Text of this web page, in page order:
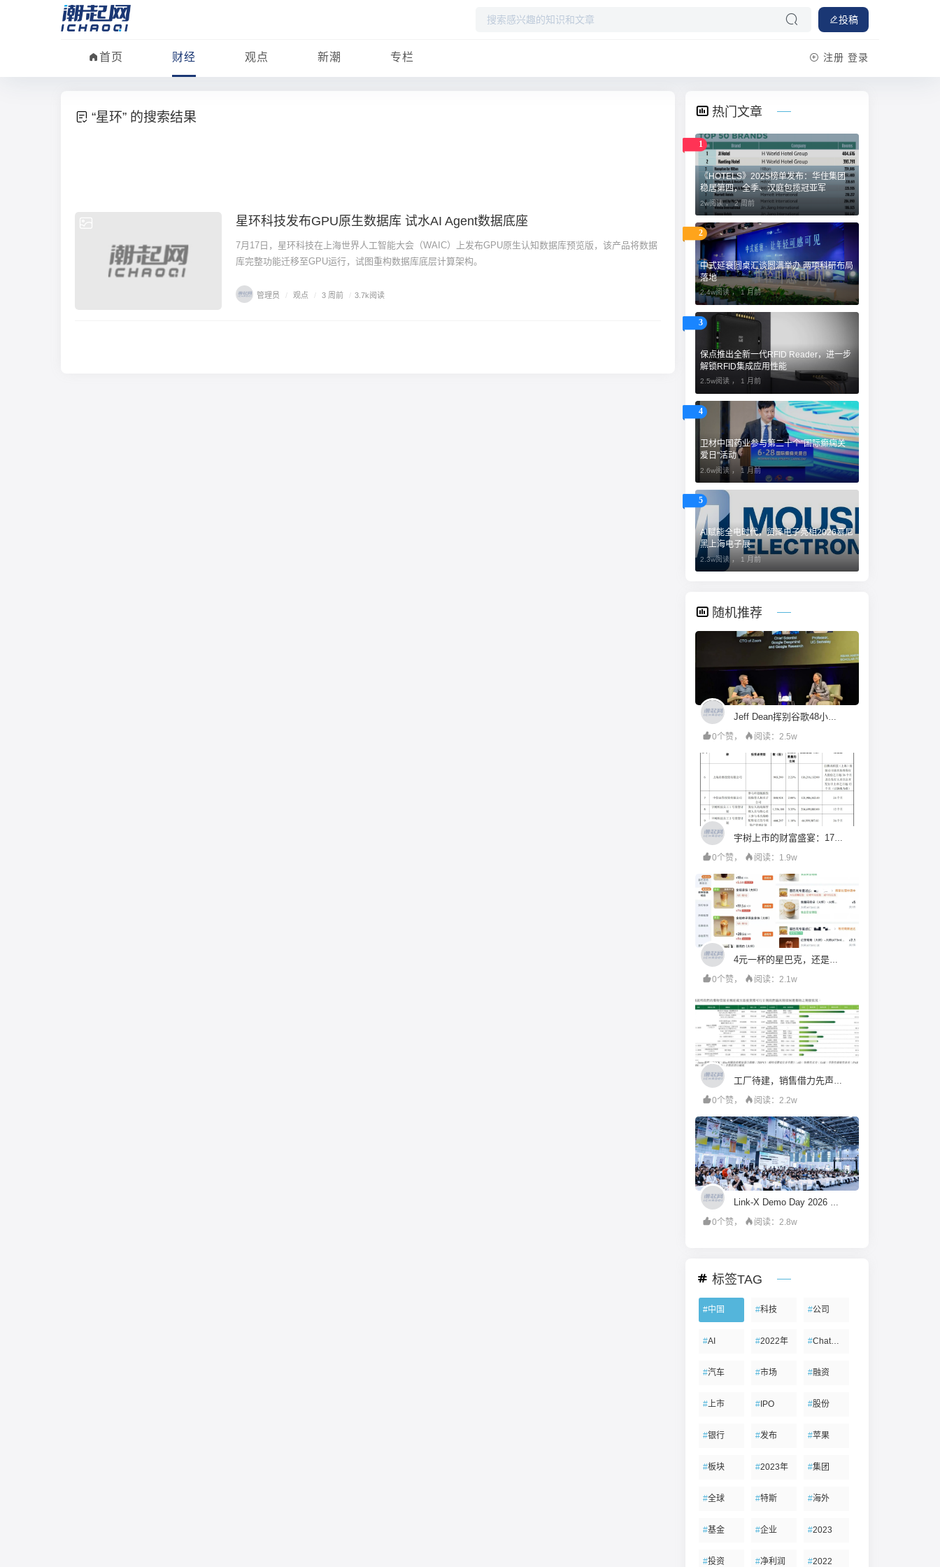
投稿
首页 财经 观点 新潮 专栏 注册 登录
“星环” 的搜索结果
观点
星环科技发布GPU原生数据库 试水AI Agent数据底座
7月17日，星环科技在上海世界人工智能大会（WAIC）上发布GPU原生认知数据库预览版，该产品将数据
库完整功能迁移至GPU运行，试图重构数据库底层计算架构。
管理员 / 观点 / 3 周前 / 3.7k阅读
热门文章
1
《HOTELS》2025榜单发布：华住集团
稳居第四，全季、汉庭包揽冠亚军
2w阅读 ，2 周前
2
中式延衰圆桌汇谈圆满举办 两项科研布局
落地
2.4w阅读 ，1 月前
3
保点推出全新一代RFID Reader，进一步
解锁RFID集成应用性能
2.5w阅读 ， 1 月前
4
卫材中国药业参与第二十个"国际癫痫关
爱日"活动
2.6w阅读 ， 1 月前
5
AI赋能全电时代，贸泽电子亮相2026慕尼
黑上海电子展
2.3w阅读 ， 1 月前
随机推荐
Jeff Dean挥别谷歌48小时首秀：我眼中AI的下一个十年
0个赞，
阅读：2.5w
宇树上市的财富盛宴：171名员工造富，美团、红杉或成最大赢家
0个赞，
阅读：1.9w
4元一杯的星巴克，还是没能偷家库迪瑞幸
0个赞，
阅读：2.1w
工厂待建，销售借力先声与济川，普祺医药再战港股IPO
0个赞，
阅读：2.2w
Link-X Demo Day 2026 ：AI 创业向下扎根、向外延伸、向内深入
0个赞，
阅读：2.8w
标签TAG
#中国 #科技 #公司
#AI #2022年 #ChatGPT
#汽车 #市场 #融资
#上市 #IPO #股份
#银行 #发布 #苹果
#板块 #2023年 #集团
#全球 #特斯 #海外
#基金 #企业 #2023
#投资 #净利润 #2022